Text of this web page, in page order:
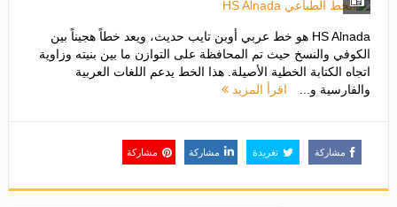
HS Alnada هو خط عربي أوبن تايب حديث، ويعد خطاً هجيناً بين
الكوفي والنسخ حيث تم المحافظة على التوازن ما بين بنيته وزاوية
اتجاه الكتابة الخطية الأصيلة. هذا الخط يدعم اللغات العربية
والفارسية و...
اقرأ المزيد
مشاركة تغريدة مشاركة مشاركة